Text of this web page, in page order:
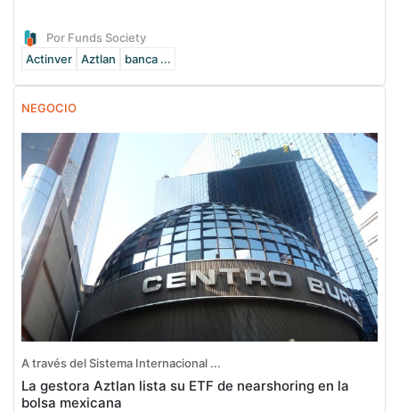
Por Funds Society
Actinver
Aztlan banca ...
NEGOCIO
A través del Sistema Internacional ...
La gestora Aztlan lista su ETF de nearshoring en la
bolsa mexicana